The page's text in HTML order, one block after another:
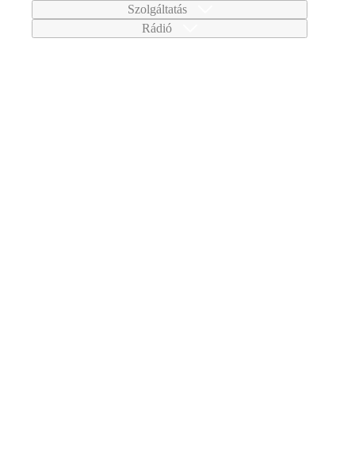
Szolgáltatás
Rádió